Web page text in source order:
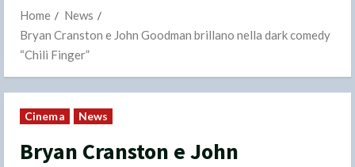
Home
News
Bryan Cranston e John Goodman brillano nella dark comedy
“Chili Finger”
Cinema News
Bryan Cranston e John